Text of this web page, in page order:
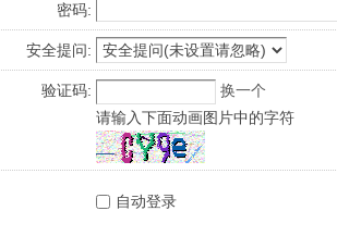
密码:
安全提问:
验证码:
换一个
请输入下面动画图片中的字符
自动登录